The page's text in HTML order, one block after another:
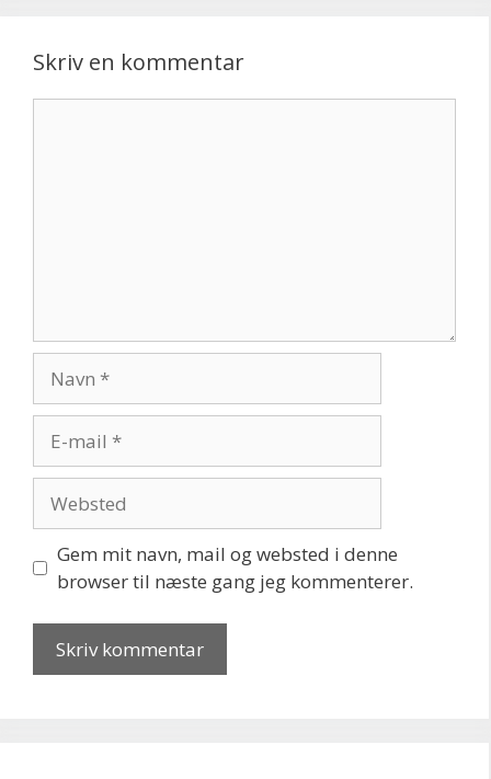
Skriv en kommentar
mail
Gem mit navn, mail og websted i denne
browser til næste gang jeg kommenterer.